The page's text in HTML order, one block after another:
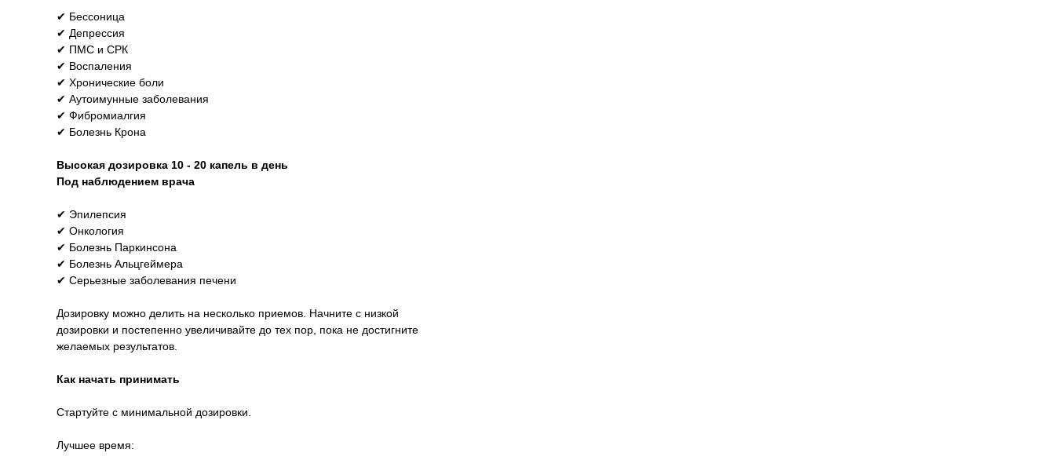
✔ Бессоница
✔ Депрессия
✔ ПМС и СРК
✔ Воспаления
✔ Хронические боли
✔ Аутоимунные заболевания
✔ Фибромиалгия
✔ Болезнь Крона
Высокая дозировка 10 - 20 капель в день
Под наблюдением врача
✔ Эпилепсия
✔ Онкология
✔ Болезнь Паркинсона
✔ Болезнь Альцгеймера
✔ Серьезные заболевания печени
Дозировку можно делить на несколько приемов. Начните с низкой
дозировки и постепенно увеличивайте до тех пор, пока не достигните
желаемых результатов.
Как начать принимать
Стартуйте с минимальной дозировки.
Лучшее время: